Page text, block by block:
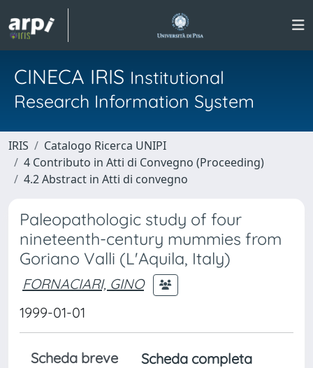
CINECA IRIS Institutional
Research Information System
IRIS
Catalogo Ricerca UNIPI
4 Contributo in Atti di Convegno (Proceeding)
4.2 Abstract in Atti di convegno
Paleopathologic study of four
nineteenth-century mummies from
Goriano Valli (L'Aquila, Italy)
FORNACIARI, GINO
1999-01-01
Scheda breve
Scheda completa